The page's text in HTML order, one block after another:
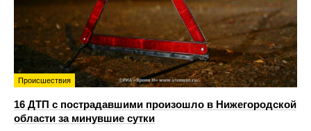
Происшествия
16 ДТП с пострадавшими произошло в Нижегородской
области за минувшие сутки